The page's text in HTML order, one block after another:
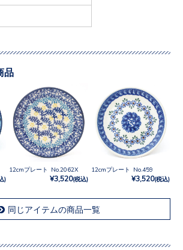
品
)
12cmプレート No.2062X
¥3,520(税込)
12cmプレート No.459
¥3,520(税込)
同じアイテムの商品一覧